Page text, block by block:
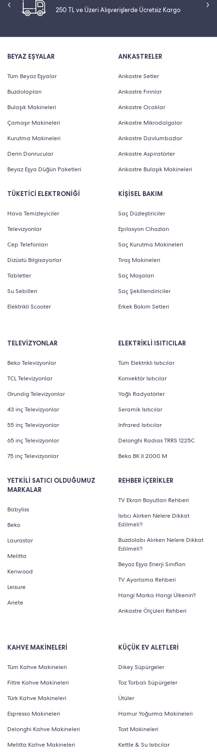
250 TL ve Üzeri Alışverişlerde Ücretsiz Kargo
BEYAZ EŞYALAR
Tüm Beyaz Eşyalar
Buzdolapları
Bulaşık Makineleri
Çamaşır Makineleri
Kurutma Makineleri
Derin Donrucular
Beyaz Eşya Düğün Paketleri
TÜKETİCİ ELEKTRONİĞİ
Hava Temizleyiciler
Televizyonlar
Cep Telefonları
Dizüstü Bilgisayarlar
Tabletler
Su Sebilleri
Elektrikli Scooter
ANKASTRELER
Ankastre Setler
Ankastre Fırınlar
Ankastre Ocaklar
Ankastre Mikrodalgalar
Ankastre Davlumbazlar
Ankastre Aspiratörler
Ankastre Bulaşık Makineleri
KİŞİSEL BAKIM
Saç Düzleştiriciler
Epilasyon Cihazları
Saç Kurutma Makineleri
Tıraş Makineleri
Saç Maşaları
Saç Şekillendiriciler
Erkek Bakım Setleri
TELEVİZYONLAR
Beko Televizyonlar
TCL Televizyonlar
Grundig Televizyonlar
43 inç Televizyonlar
55 inç Televizyonlar
65 inç Televizyonlar
75 inç Televizyonlar
YETKİLİ SATICI OLDUĞUMUZ
MARKALAR
Babyliss
Beko
Laurastar
Melitta
Kenwood
Leisure
Ariete
ELEKTRİKLİ ISITICILAR
Tüm Elektrikli Isıtıcılar
Konvektör Isıtıcılar
Yağlı Radyatörler
Seramik Isıtıcılar
Infrared Isıtıcılar
Delonghi Radias TRRS 1225C
Beko BK II 2000 M
REHBER İÇERİKLER
TV Ekran Boyutları Rehberi
Isıtıcı Alırken Nelere Dikkat
Edilmeli?
Buzdolabı Alırken Nelere Dikkat
Edilmeli?
Beyaz Eşya Enerji Sınıfları
TV Ayarlama Rehberi
Hangi Marka Hangi Ülkenin?
Ankastre Ölçüleri Rehberi
KAHVE MAKİNELERİ
Tüm Kahve Makineleri
Filtre Kahve Makineleri
Türk Kahve Makineleri
Espresso Makineleri
Delonghi Kahve Makineleri
Melitta Kahve Makineleri
KÜÇÜK EV ALETLERİ
Dikey Süpürgeler
Toz Torbalı Süpürgeler
Ütüler
Hamur Yoğurma Makineleri
Tost Makineleri
Kettle & Su Isıtıcılar